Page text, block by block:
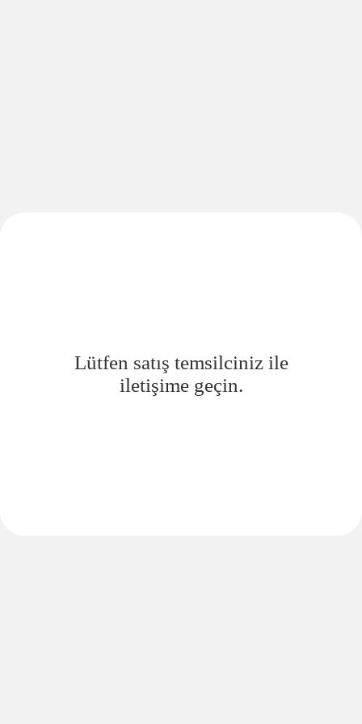
Lütfen satış temsilciniz ile
iletişime geçin.